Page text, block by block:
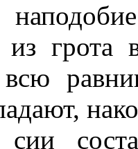
грота
всю